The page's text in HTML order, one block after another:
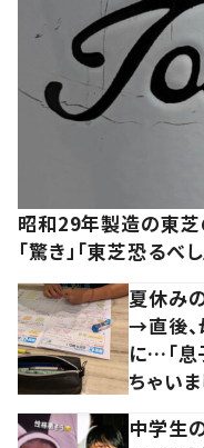
昭和29年製造の東
「驚き」「東芝恐るべし
夏休み
→直後、
に…「息
ちゃい
中学生